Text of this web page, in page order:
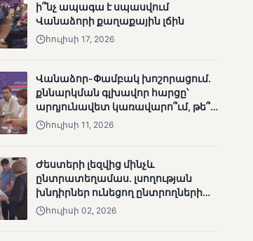
Մատչելի
ընտրություններ.
ձեռքբերումներ և
ՄՈՒՆԵՏԻԿ
Ամփոփվել են 2005
տեղամասերի
ի՞նչ ապագա է սպասվում
Վանաձորի քաղաքային լճին
հուլիսի 17, 2026
Վանաձոր-Փամբակ խոշորացում.
քննարկման գլխավոր հարցը՝
արդյունավետ կառավարո՞ւմ, թե՞
քաղաքական նպատակ
հուլիսի 11, 2026
Ժեստերի լեզվից մինչև
ընտրատեղամաս. լսողության
խնդիրներ ունեցող ընտրողների
ճանապարհը
հուլիսի 02, 2026